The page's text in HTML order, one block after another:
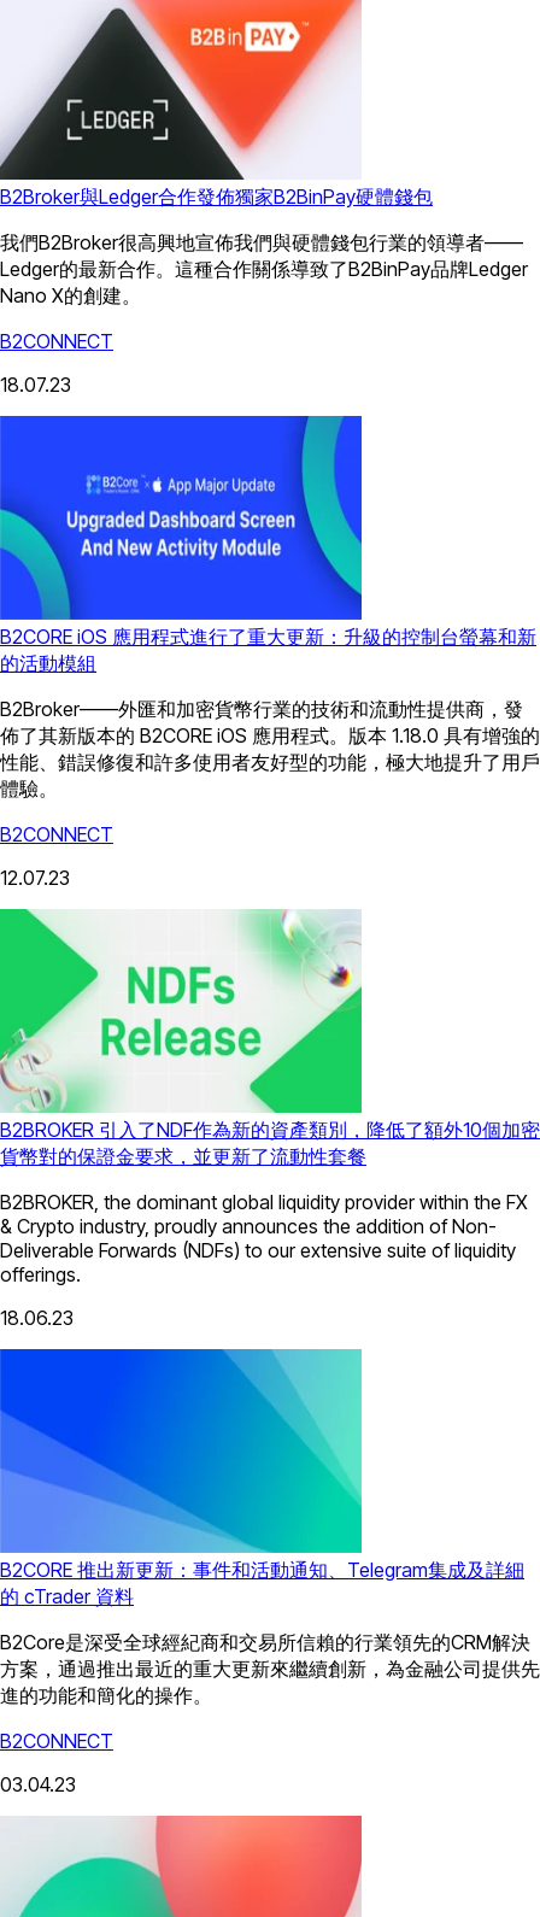
B2Broker與Ledger合作發佈獨家B2BinPay硬體錢包
我們B2Broker很高興地宣佈我們與硬體錢包行業的領導者——
Ledger的最新合作。這種合作關係導致了B2BinPay品牌Ledger
Nano X的創建。
B2CONNECT
18.07.23
B2CORE iOS 應用程式進行了重大更新：升級的控制台螢幕和新
的活動模組
B2Broker——外匯和加密貨幣行業的技術和流動性提供商，發
佈了其新版本的 B2CORE iOS 應用程式。版本 1.18.0 具有增強的
性能、錯誤修復和許多使用者友好型的功能，極大地提升了用戶
體驗。
B2CONNECT
12.07.23
B2BROKER 引入了NDF作為新的資產類別，降低了額外10個加密
貨幣對的保證金要求，並更新了流動性套餐
B2BROKER, the dominant global liquidity provider within the FX
& Crypto industry, proudly announces the addition of Non-
Deliverable Forwards (NDFs) to our extensive suite of liquidity
offerings.
18.06.23
B2CORE 推出新更新：事件和活動通知、Telegram集成及詳細
的 cTrader 資料
B2Core是深受全球經紀商和交易所信賴的行業領先的CRM解決
方案，通過推出最近的重大更新來繼續創新，為金融公司提供先
進的功能和簡化的操作。
B2CONNECT
03.04.23